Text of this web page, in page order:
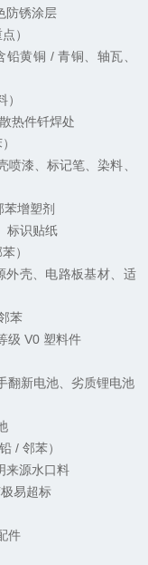
防锈涂层
）
黄铜 / 青铜、轴瓦、
）
热件钎焊处
漆、标记笔、染料、
增塑剂
标识贴纸
）
外壳、电路板基材、适
苯
级 V0 塑料件
翻新电池、劣质锂电池
/ 邻苯）
来源水口料
易超标
件